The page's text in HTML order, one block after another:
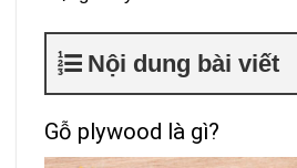
Nội dung bài viết
Gỗ plywood là gì?